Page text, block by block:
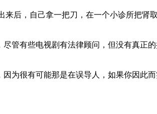
后，自己拿一把刀，在一个小诊所把肾
管有些电视剧有法律顾问，但没有真正
为很有可能那是在误导人，如果你因此